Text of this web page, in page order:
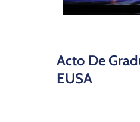
Acto De
EUSA